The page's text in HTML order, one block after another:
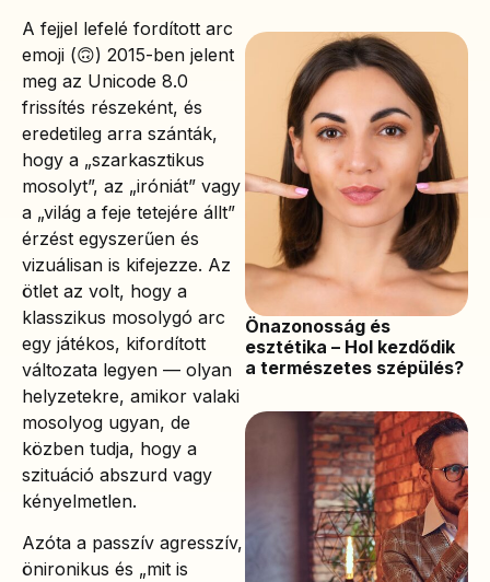
A fejjel lefelé fordított arc
emoji (🙃) 2015-ben jelent
meg az Unicode 8.0
frissítés részeként, és
eredetileg arra szánták,
hogy a „szarkasztikus
mosolyt”, az „iróniát” vagy
a „világ a feje tetejére állt”
érzést egyszerűen és
vizuálisan is kifejezze. Az
ötlet az volt, hogy a
klasszikus mosolygó arc
egy játékos, kifordított
változata legyen — olyan
helyzetekre, amikor valaki
mosolyog ugyan, de
közben tudja, hogy a
szituáció abszurd vagy
kényelmetlen.
Azóta a passzív agresszív,
önironikus és „mit is
Önazonosság és
esztétika – Hol kezdődik
a természetes szépülés?